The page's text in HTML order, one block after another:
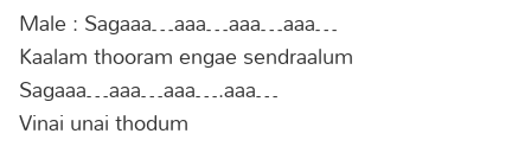
Male : Sagaaa…aaa…aaa…aaa…
Kaalam thooram engae sendraalum
Sagaaa…aaa…aaa….aaa…
Vinai unai thodum